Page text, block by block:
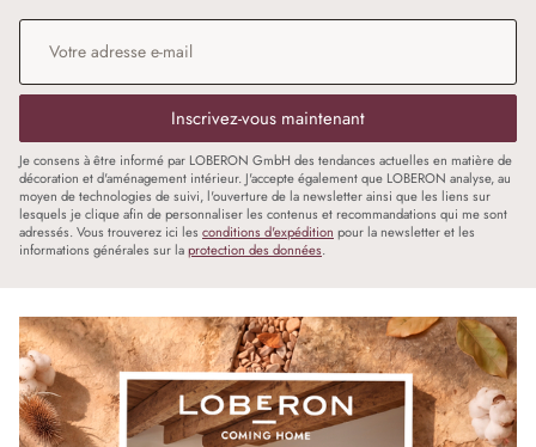
Adresse e-mail
Inscrivez-vous maintenant
Je consens à être informé par LOBERON GmbH des tendances actuelles en matière de
décoration et d'aménagement intérieur. J'accepte également que LOBERON analyse, au
moyen de technologies de suivi, l'ouverture de la newsletter ainsi que les liens sur
lesquels je clique afin de personnaliser les contenus et recommandations qui me sont
adressés. Vous trouverez ici les conditions d'expédition pour la newsletter et les
informations générales sur laprotection des données.